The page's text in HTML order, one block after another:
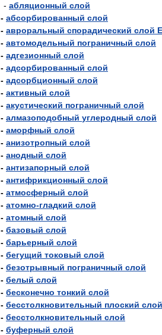
- абляционный слой
- абсорбированный слой
- авроральный спорадический слой
- автомодельный пограничный слой
- адгезионный слой
- адсорбированный слой
- адсорбционный слой
- активный слой
- акустический пограничный слой
- алмазоподобный углеродный слой
- аморфный слой
- анизотропный слой
- анодный слой
- антизапорный слой
- антифрикционный слой
- атмосферный слой
- атомно-гладкий слой
- атомный слой
- базовый слой
- барьерный слой
- бегущий токовый слой
- безотрывный пограничный слой
- белый слой
- бесконечно тонкий слой
- бесстолкновительный плоский слой
- бесстолкновительный слой
- буферный слой